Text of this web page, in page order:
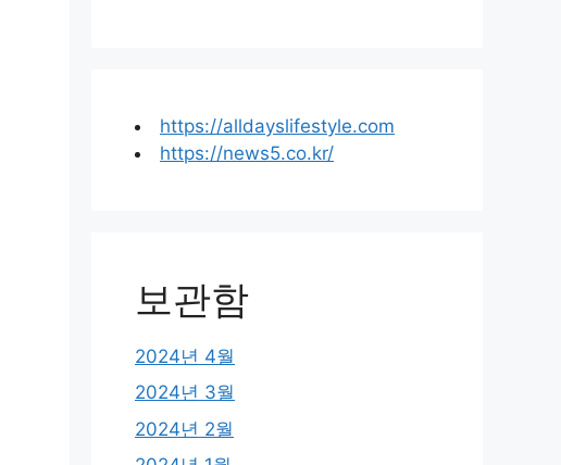
https://alldayslifestyle.com
https://news5.co.kr/
보관함
2024년 4월
2024년 3월
2024년 2월